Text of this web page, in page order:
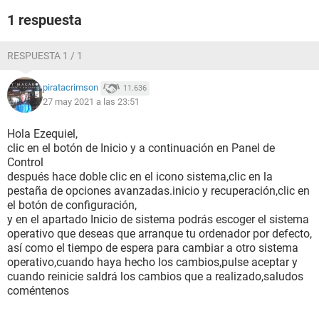
1 respuesta
RESPUESTA 1 / 1
piratacrimson 11.636
27 may 2021 a las 23:51
Hola Ezequiel,
clic en el botón de Inicio y a continuación en Panel de
Control
después hace doble clic en el icono sistema,clic en la
pestaña de opciones avanzadas.inicio y recuperación,clic en
el botón de configuración,
y en el apartado Inicio de sistema podrás escoger el sistema
operativo que deseas que arranque tu ordenador por defecto,
así como el tiempo de espera para cambiar a otro sistema
operativo,cuando haya hecho los cambios,pulse aceptar y
cuando reinicie saldrá los cambios que a realizado,saludos
coméntenos